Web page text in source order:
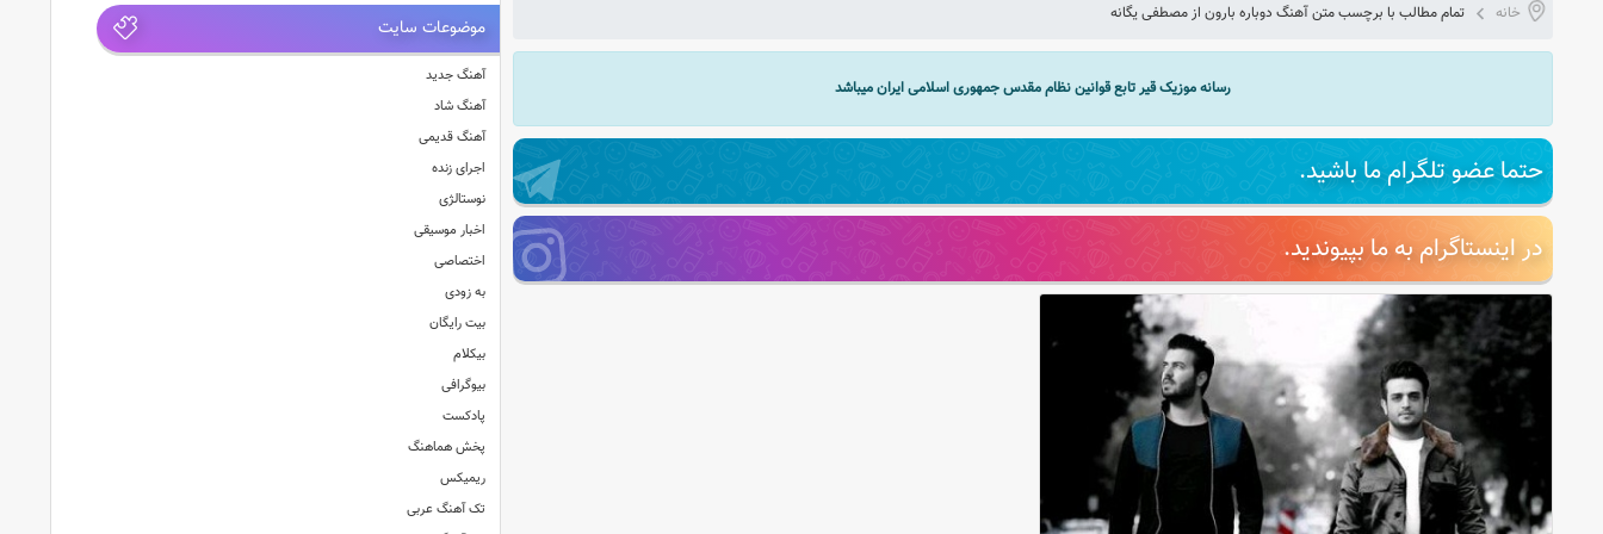
خانه تمام مطالب با برچسب متن آهنگ دوباره بارون از مصطفی یگانه
رسانه موزیک قیر تابع قوانین نظام مقدس جمهوری اسلامی ایران میباشد
حتما عضو تلگرام ما باشید.
در اینستاگرام به ما بپیوندید.
موضوعات سایت
آهنگ جدید
آهنگ شاد
آهنگ قدیمی
اجرای زنده
نوستالژی
اخبار موسیقی
اختصاصی
به زودی
بیت رایگان
بیکلام
بیوگرافی
پادکست
پخش هماهنگ
ریمیکس
تک آهنگ عربی